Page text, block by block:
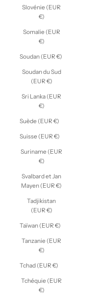
Slovénie (EUR
€)
Somalie (EUR
€)
Soudan (EUR €)
Soudan du Sud
(EUR €)
Sri Lanka (EUR
€)
Suède (EUR €)
Suisse (EUR €)
Suriname (EUR
€)
Svalbard et Jan
Mayen (EUR €)
Tadjikistan
(EUR €)
Taïwan (EUR €)
Tanzanie (EUR
€)
Tchad (EUR €)
Tchéquie (EUR
€)